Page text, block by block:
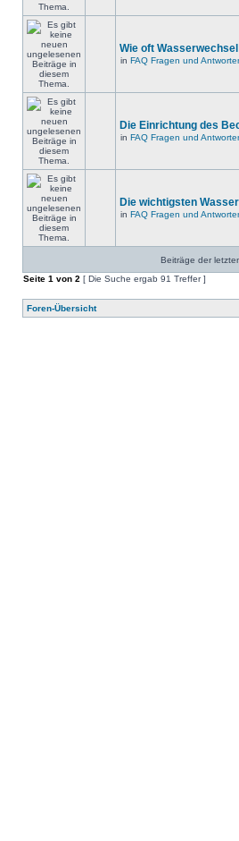
Wie oft Wasserwechsel
in FAQ Fragen und
Die Einrichtung des
in FAQ Fragen und
Die wichtigsten
in FAQ Fragen und
Beiträge der
Seite 1 von 2 [ Die Suche ergab 91 Treffer ]
Foren-Übersicht